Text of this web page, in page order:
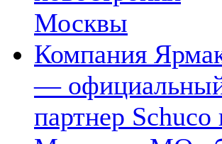
Москвы
Компания
—
партнер Schuco